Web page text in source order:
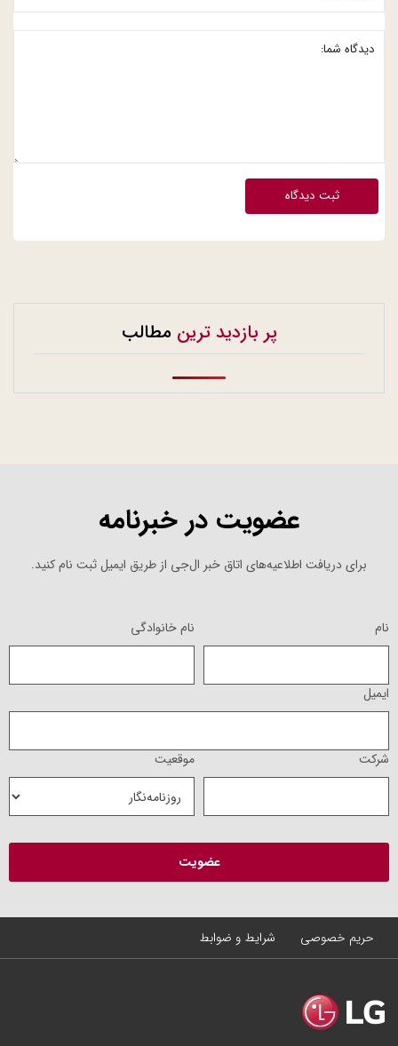
ثبت دیدگاه
پر بازدید ترین مطالب
عضویت در خبرنامه
برای دریافت اطلاعیه‌های اتاق خبر ال‌جی از طریق ایمیل ثبت نام کنید.
نام نام خانوادگی
ایمیل
شرکت موقعیت
حریم خصوصی شرایط و ضوابط